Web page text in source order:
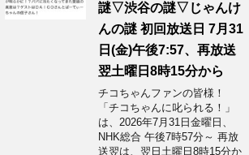
謎▽渋谷の謎▽じゃんけ
んの謎 初回放送日 7月31
日(金)午後7:57、再放送
翌土曜日8時15分から
チコちゃんファンの皆様！
「チコちゃんに叱られる！」​
は、2026年7月31日金曜日、
NHK総合 午後7時57分～ 再放
送翌は、翌日土曜日8時15分か